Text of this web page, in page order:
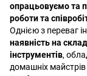
опрацьовуємо та
роботи та
Однією з переваг
наявність на
інструментів,
домашніх